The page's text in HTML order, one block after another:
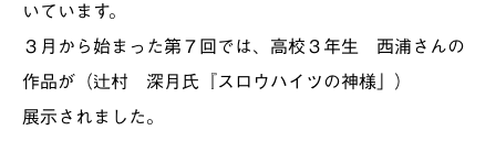
いています。
３月から始まった第７回では、高校３年生 西浦さんの
作品が（辻村 深月氏『スロウハイツの神様」）
展示されました。